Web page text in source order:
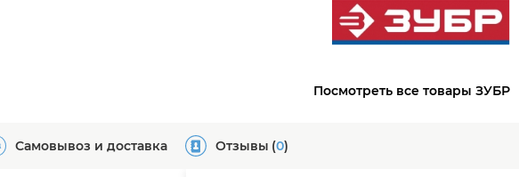
Посмотреть все товары ЗУБР
Самовывоз и доставка Отзывы (0)